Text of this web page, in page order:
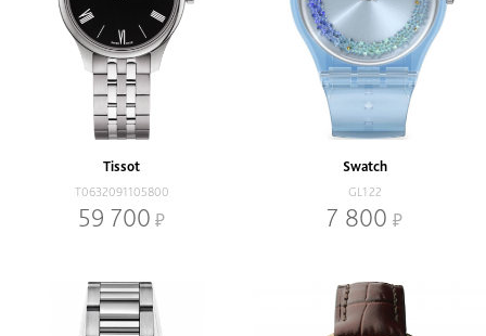
Tissot
T0632091105800
59 700
Swatch
GL122
7 800